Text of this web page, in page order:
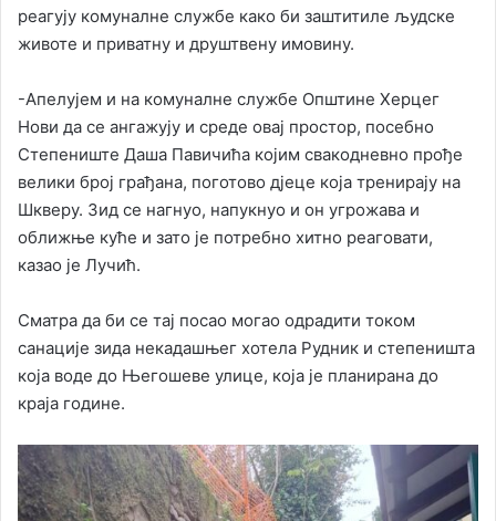
реагују комуналне службе како би заштитиле људске
животе и приватну и друштвену имовину.
-Апелујем и на комуналне службе Општине Херцег
Нови да се ангажују и среде овај простор, посебно
Степениште Даша Павичића којим свакодневно прође
велики број грађана, поготово дјеце која тренирају на
Шкверу. Зид се нагнуо, напукнуо и он угрожава и
оближње куће и зато је потребно хитно реаговати,
казао је Лучић.
Сматра да би се тај посао могао одрадити током
санације зида некадашњег хотела Рудник и степеништа
која воде до Његошеве улице, која је планирана до
краја године.